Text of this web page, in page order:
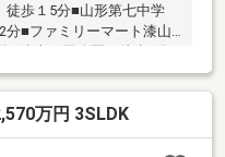
歩１5分■山形第七中学
■ファミリーマート漆山
■漆山石田公園 徒歩2分
万円 3SLDK